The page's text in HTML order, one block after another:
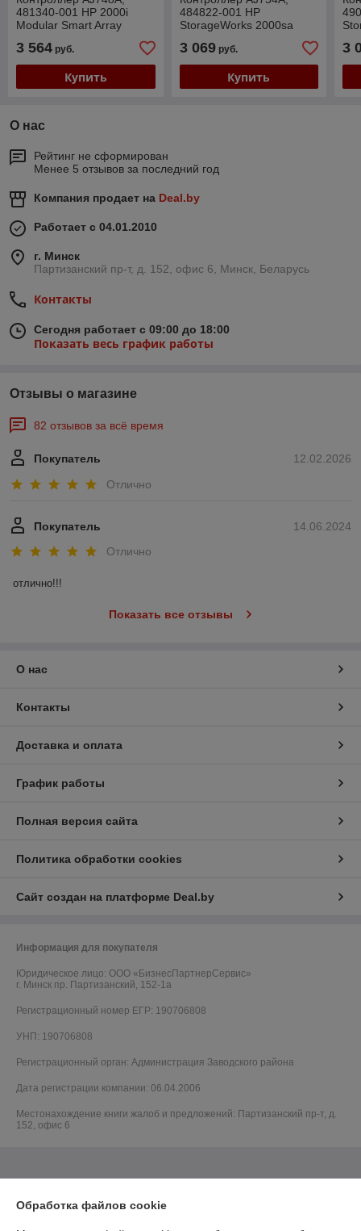
481340-001 HP 2000i
Modular Smart Array
3 564 руб.
Купить
484822-001 HP
StorageWorks 2000sa
3 069руб.
Купить
3
О нас
Рейтинг не сформирован
Менее 5 отзывов за последний год
Компания продает на Deal.by
Работает с 04.01.2010
г. Минск
Партизанский пр-т, д. 152, офис 6, Минск, Беларусь
Контакты
Сегодня работает с 09:00 до 18:00
Показать весь график работы
Отзывы о магазине
82 отзывов за всё время
12.02.2026
Покупатель
Отлично
14.06.2024
Покупатель
Отлично
отлично!!!
Показать все отзывы
О нас
Контакты
Доставка и оплата
График работы
Полная версия сайта
Политика обработки cookies
Сайт создан на платформе Deal.by
Информация для покупателя
Юридическое лицо: ООО «БизнесПартнерСервис»
г. Минск пр. Партизанский, 152-1а
Регистрационный номер ЕГР: 190706808
УНП: 190706808
Регистрационный орган: Администрация Заводского района
Дата регистрации компании: 06.04.2006
Местонахождение книги жалоб и предложений: Партизанский пр-т, д.
152, офис 6
Обработка файлов cookie